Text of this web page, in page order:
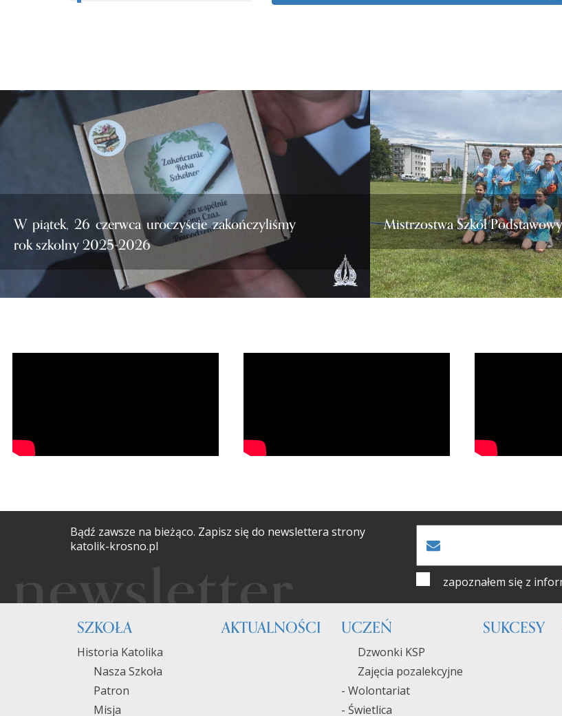
W piątek, 26 czerwca uroczyście zakończyliśmy
rok szkolny 2025-2026
Mistrzostwa Szkół
Bądź zawsze na bieżąco. Zapisz się do newslettera strony
katolik-krosno.pl
zapoznałem się z
SZKOŁA
Historia Katolika
Nasza Szkoła
Patron
Misja
AKTUALNOŚCI UCZEŃ
Dzwonki KSP
Zajęcia pozalekcyjne
- Wolontariat
- Świetlica
SUKCESY